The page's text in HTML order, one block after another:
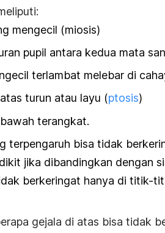
mengecil (miosis)
pupil antara kedua mata
terlambat melebar di
turun atau layu (ptosis)
terangkat.
terpengaruh bisa tidak
jika dibandingkan dengan
berkeringat hanya di titik-
gejala di atas bisa tidak